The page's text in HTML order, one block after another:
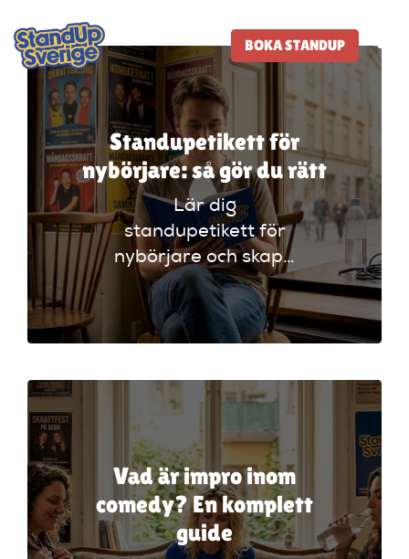
to
content
BOKA STANDUP
Standup-butik
Komiker
Lineup
Tidigare lineup
Artiklar
StandUpSverige PODDEN
Om oss
Standupetikett för
nybörjare: så gör du rätt
Lär dig
standupetikett för
nybörjare och skapa
en starkare
scenkarriär. Undvik
misstag som kan
komedikarriär!
Vad är impro inom
comedy? En komplett
guide